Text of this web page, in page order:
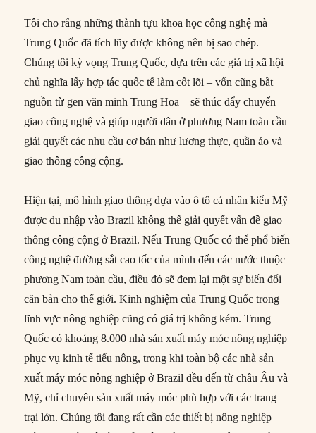
Tôi cho rằng những thành tựu khoa học công nghệ mà
Trung Quốc đã tích lũy được không nên bị sao chép.
Chúng tôi kỳ vọng Trung Quốc, dựa trên các giá trị xã hội
chủ nghĩa lấy hợp tác quốc tế làm cốt lõi – vốn cũng bắt
nguồn từ gen văn minh Trung Hoa – sẽ thúc đẩy chuyển
giao công nghệ và giúp người dân ở phương Nam toàn cầu
giải quyết các nhu cầu cơ bản như lương thực, quần áo và
giao thông công cộng.
Hiện tại, mô hình giao thông dựa vào ô tô cá nhân kiểu Mỹ
được du nhập vào Brazil không thể giải quyết vấn đề giao
thông công cộng ở Brazil. Nếu Trung Quốc có thể phổ biến
công nghệ đường sắt cao tốc của mình đến các nước thuộc
phương Nam toàn cầu, điều đó sẽ đem lại một sự biến đổi
căn bản cho thế giới. Kinh nghiệm của Trung Quốc trong
lĩnh vực nông nghiệp cũng có giá trị không kém. Trung
Quốc có khoảng 8.000 nhà sản xuất máy móc nông nghiệp
phục vụ kinh tế tiểu nông, trong khi toàn bộ các nhà sản
xuất máy móc nông nghiệp ở Brazil đều đến từ châu Âu và
Mỹ, chỉ chuyên sản xuất máy móc phù hợp với các trang
trại lớn. Chúng tôi đang rất cần các thiết bị nông nghiệp